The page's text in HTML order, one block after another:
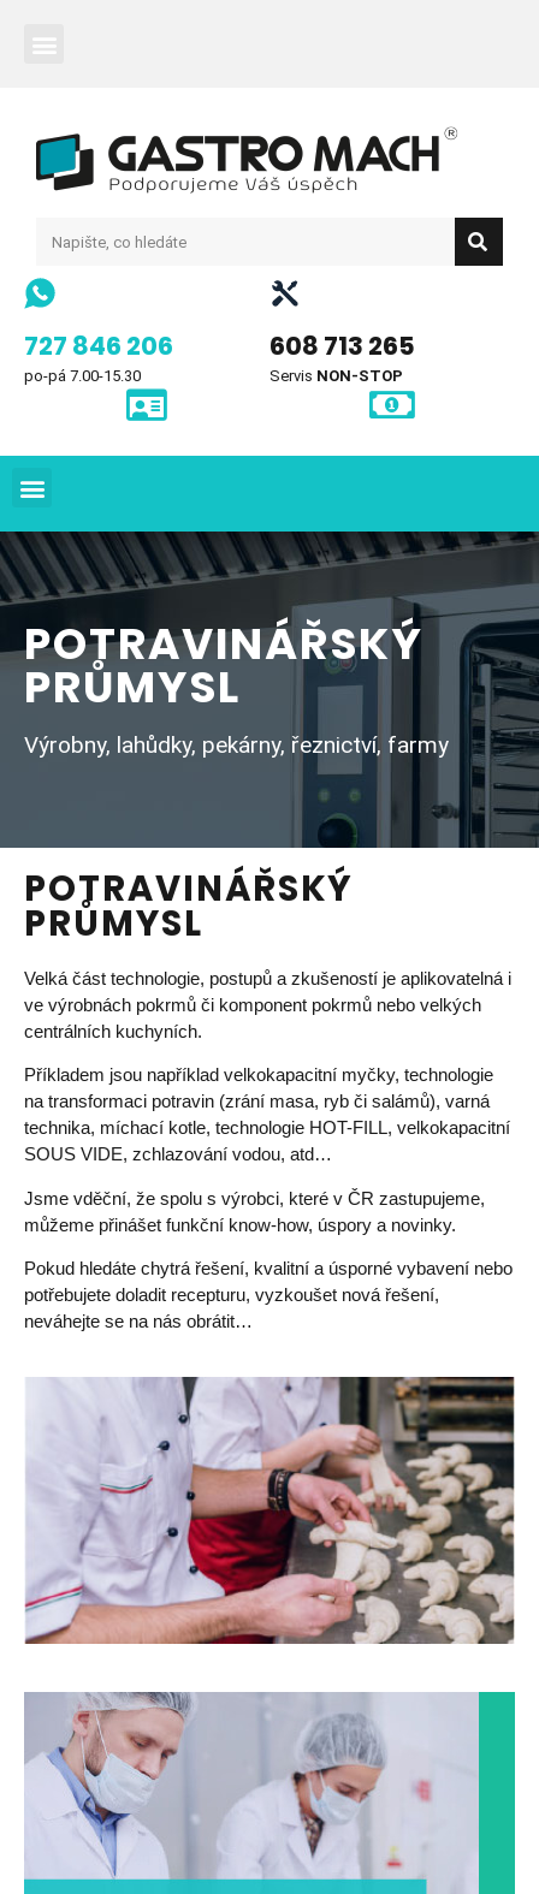
727 846 206
po-pá 7.00-15.30
608 713 265
Servis NON-STOP
POTRAVINÁŘSKÝ
PRŮMYSL
Výrobny, lahůdky, pekárny, řeznictví, farmy
POTRAVINÁŘSKÝ
PRŮMYSL
Velká část technologie, postupů a zkušeností je aplikovatelná i
ve výrobnách pokrmů či komponent pokrmů nebo velkých
centrálních kuchyních.
Příkladem jsou například velkokapacitní myčky, technologie
na transformaci potravin (zrání masa, ryb či salámů), varná
technika, míchací kotle, technologie HOT-FILL, velkokapacitní
SOUS VIDE, zchlazování vodou, atd…
Jsme vděční, že spolu s výrobci, které v ČR zastupujeme,
můžeme přinášet funkční know-how, úspory a novinky.
Pokud hledáte chytrá řešení, kvalitní a úsporné vybavení nebo
potřebujete doladit recepturu, vyzkoušet nová řešení,
neváhejte se na nás obrátit…